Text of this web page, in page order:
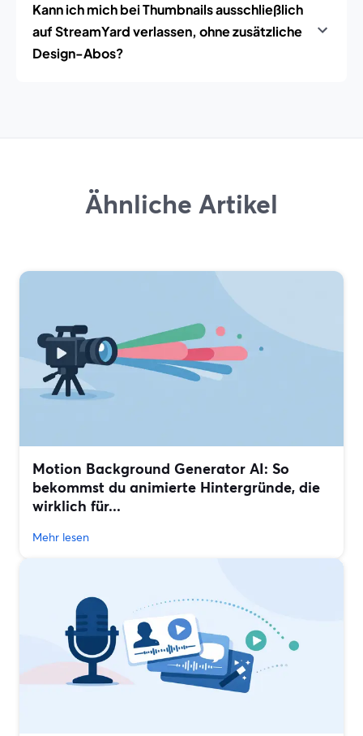
Kann ich mich bei Thumbnails ausschließlich
auf StreamYard verlassen, ohne zusätzliche
Design-Abos?
Ähnliche Artikel
Motion Background Generator AI: So
bekommst du animierte Hintergründe, die
wirklich für...
Mehr lesen